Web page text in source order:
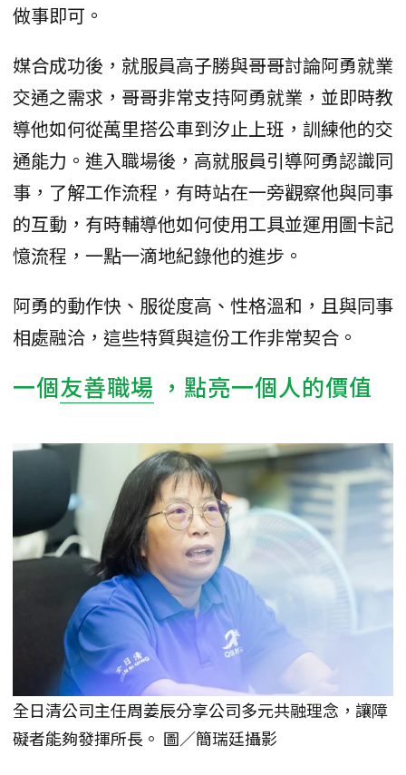
做事即可。
媒合成功後，就服員高子勝與哥哥討論阿勇就業
交通之需求，哥哥非常支持阿勇就業，並即時教
導他如何從萬里搭公車到汐止上班，訓練他的交
通能力。進入職場後，高就服員引導阿勇認識同
事，了解工作流程，有時站在一旁觀察他與同事
的互動，有時輔導他如何使用工具並運用圖卡記
憶流程，一點一滴地紀錄他的進步。
阿勇的動作快、服從度高、性格溫和，且與同事
相處融洽，這些特質與這份工作非常契合。
一個友善職場 ，點亮一個人的價值
全日清公司主任周姜辰分享公司多元共融理念，讓障
礙者能夠發揮所長。 圖／簡瑞廷攝影